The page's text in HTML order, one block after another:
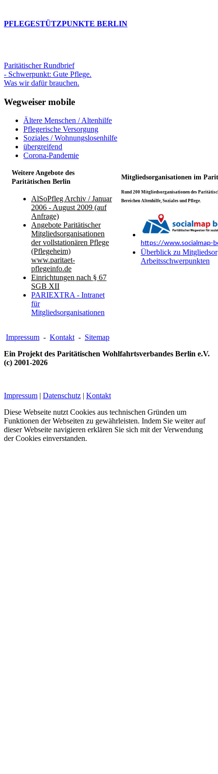
PFLEGESTÜTZPUNKTE BERLIN
Paritätischer Rundbrief
- Schwerpunkt: Gute Pflege.
Was wir dafür brauchen.
Wegweiser mobile
Ältere Menschen / Altenhilfe
Pflegerische Versorgung
Soziales / Wohnungslosenhilfe
übergreifend
Corona-Pandemie
Weitere Angebote des
Paritätischen Berlin
Mitgliedsorganisationen im
AlSoPfleg Archiv / Januar
2006 - August 2009 (auf
Anfrage)
Angebote Paritätischer
Mitgliedsorganisationen
der vollstationären Pflege
(Pflegeheim)
www.paritaet-
pflegeinfo.de
Einrichtungen nach § 67
SGB XII
PARIEXTRA - Intranet
für
Mitgliedsorganisationen
Rund 200 Mitgliedsorganisationen des
Bereichen Altenhilfe, Soziales und Pflege.
https://www.socialmap-
Überblick zu
Arbeitsschwerpunkten
Impressum - Kontakt - Sitemap
Ein Projekt des Paritätischen Wohlfahrtsverbandes Berlin e.V.
(c) 2001-2026
Impressum | Datenschutz | Kontakt
Diese Webseite nutzt Cookies aus technischen Gründen um
Funktionen der Webseiten zu gewährleisten. Indem Sie weiter auf
dieser Webseite navigieren erklären Sie sich mit der Verwendung
der Cookies einverstanden.